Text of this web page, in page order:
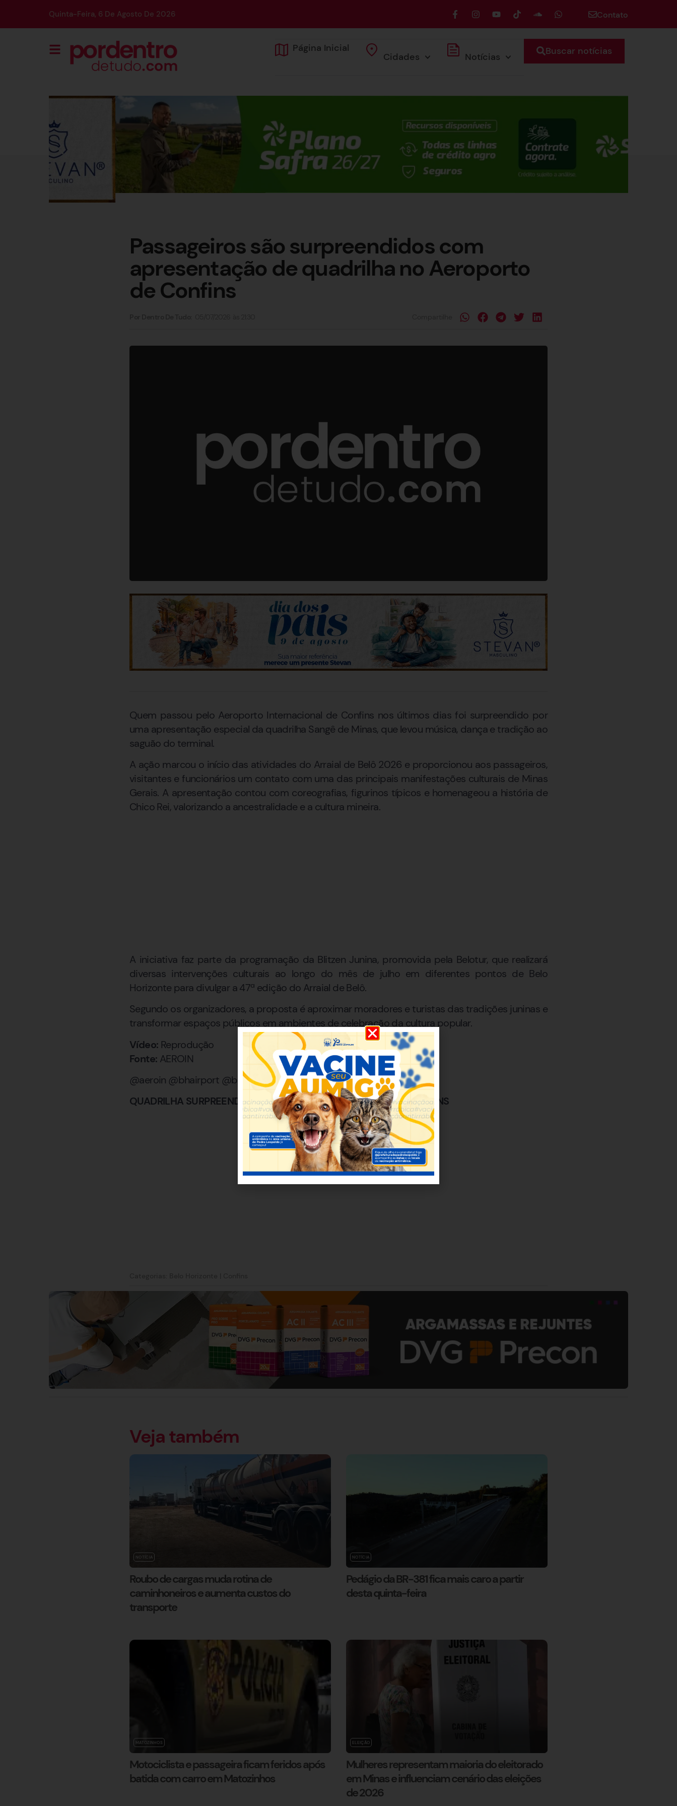
Quinta-Feira, 6 De Agosto De 2026 Contato
Página Inicial
Cidades Notícias Buscar notícias
Passageiros são surpreendidos com
apresentação de quadrilha no Aeroporto
de Confins
Quem passou pelo Aeroporto Internacional de Confins nos últimos dias foi surpreendido por
uma apresentação especial da quadrilha Sangê de Minas, que levou música, dança e tradição ao
saguão do terminal.
A ação marcou o início das atividades do Arraial de Belô 2026 e proporcionou aos passageiros,
visitantes e funcionários um contato com uma das principais manifestações culturais de Minas
Gerais. A apresentação contou com coreografias, figurinos típicos e homenageou a história de
Chico Rei, valorizando a ancestralidade e a cultura mineira.
A iniciativa faz parte da programação da Blitzen Junina, promovida pela Belotur, que realizará
diversas intervenções culturais ao longo do mês de julho em diferentes pontos de Belo
Horizonte para divulgar a 47ª edição do Arraial de Belô.
Segundo os organizadores, a proposta é aproximar moradores e turistas das tradições juninas e
transformar espaços públicos em ambientes de celebração da cultura popular.
Vídeo: Reprodução
Fonte: AEROIN
@aeroin @bhairport @belotur
QUADRILHA SURPREENDE PASSAGEIROS NO AEROPORTO DE CONFINS
Veja também
NOTÍCIA
Roubo de cargas muda rotina de
caminhoneiros e aumenta custos do
transporte
NOTÍCIA
Pedágio da BR-381 fica mais caro a partir
desta quinta-feira
MATOZINHOS
Motociclista e passageira ficam feridos após
batida com carro em Matozinhos
ELEIÇÃO
Mulheres representam maioria do eleitorado
em Minas e influenciam cenário das eleições
de 2026